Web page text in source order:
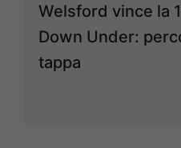
Welsford vince la
Down Under:
tappa